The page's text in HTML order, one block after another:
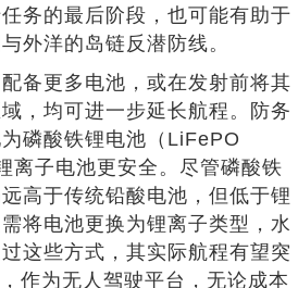
务的最后阶段，也可能有助于
外洋的岛链反潜防线。
备更多电池，或在发射前将其
，均可进一步延长航程。防务
磷酸铁锂电池（LiFePO
离子电池更安全。尽管磷酸铁
高于传统铅酸电池，但低于锂
将电池更换为锂离子类型，水
这些方式，其实际航程有望突
作为无人驾驶平台，无论成本